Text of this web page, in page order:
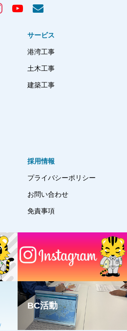
サービス
港湾工事
土木工事
建築工事
採用情報
プライバシーポリシー
お問い合わせ
免責事項
BC活動